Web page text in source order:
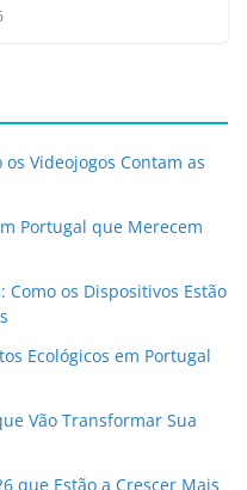
Videojogos Contam as
Portugal que Merecem
os Dispositivos Estão
Ecológicos em Portugal
Vão Transformar Sua
que Estão a Crescer Mais